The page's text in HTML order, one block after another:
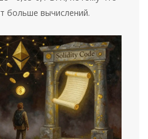
больше вычислений.